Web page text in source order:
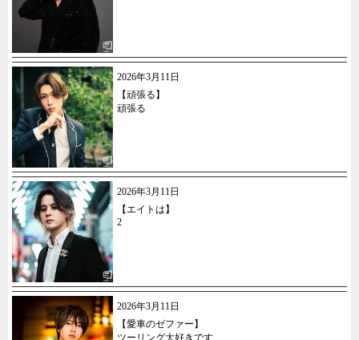
2026年3月11日
【頑張る】
頑張る
2026年3月11日
【エイトは】
2
2026年3月11日
【愛車のゼファー】
ツーリング大好きです